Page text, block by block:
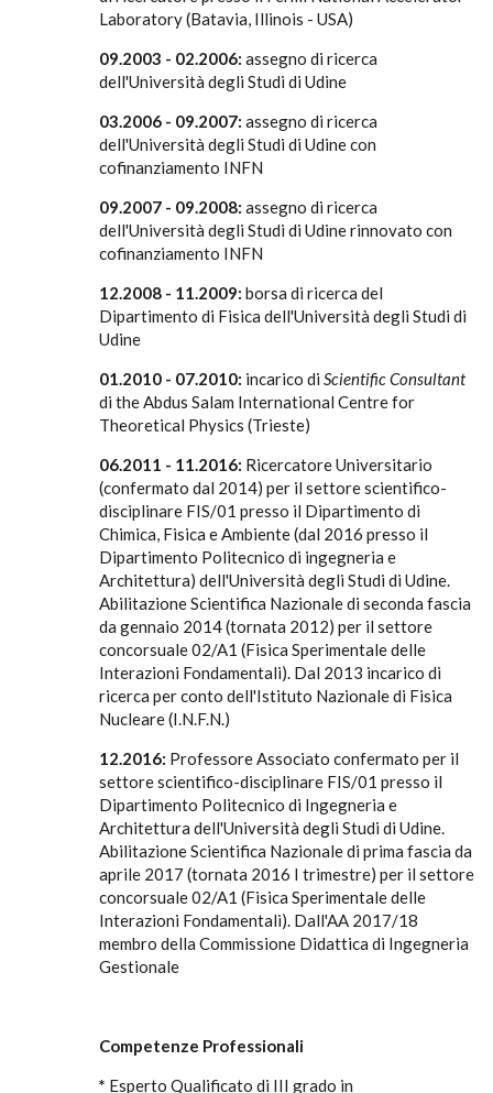
Laboratory (Batavia, Illinois - USA)
09.2003 - 02.2006: assegno di ricerca
dell'Università degli Studi di Udine
03.2006 - 09.2007: assegno di ricerca
dell'Università degli Studi di Udine con
cofinanziamento INFN
09.2007 - 09.2008: assegno di ricerca
dell'Università degli Studi di Udine rinnovato con
cofinanziamento INFN
12.2008 - 11.2009: borsa di ricerca del
Dipartimento di Fisica dell'Università degli Studi di
Udine
01.2010 - 07.2010: incarico di Scientific Consultant
di the Abdus Salam International Centre for
Theoretical Physics (Trieste)
06.2011 - 11.2016: Ricercatore Universitario
(confermato dal 2014) per il settore scientifico-
disciplinare FIS/01 presso il Dipartimento di
Chimica, Fisica e Ambiente (dal 2016 presso il
Dipartimento Politecnico di ingegneria e
Architettura) dell'Università degli Studi di Udine.
Abilitazione Scientifica Nazionale di seconda fascia
da gennaio 2014 (tornata 2012) per il settore
concorsuale 02/A1 (Fisica Sperimentale delle
Interazioni Fondamentali). Dal 2013 incarico di
ricerca per conto dell'Istituto Nazionale di Fisica
Nucleare (I.N.F.N.)
12.2016: Professore Associato confermato per il
settore scientifico-disciplinare FIS/01 presso il
Dipartimento Politecnico di Ingegneria e
Architettura dell'Università degli Studi di Udine.
Abilitazione Scientifica Nazionale di prima fascia da
aprile 2017 (tornata 2016 I trimestre) per il settore
concorsuale 02/A1 (Fisica Sperimentale delle
Interazioni Fondamentali). Dall'AA 2017/18
membro della Commissione Didattica di Ingegneria
Gestionale
Competenze Professionali
* Esperto Qualificato di III grado in